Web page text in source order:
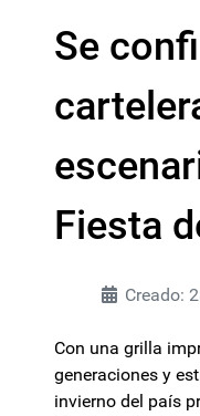
Se
Fiesta
Creado:
Con una grilla
generaciones y
invierno del país